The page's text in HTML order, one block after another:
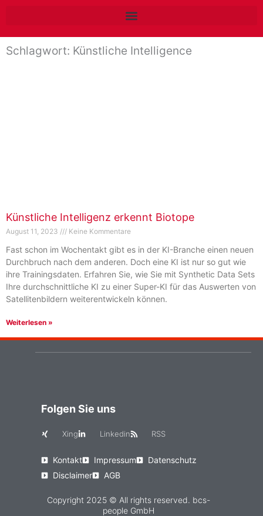
springen
Schlagwort: Künstliche Intelligence
Künstliche Intelligenz erkennt Biotope
August 11, 2023 Keine Kommentare
Fast schon im Wochentakt gibt es in der KI-Branche einen neuen
Durchbruch nach dem anderen. Doch eine KI ist nur so gut wie
ihre Trainingsdaten. Erfahren Sie, wie Sie mit Synthetic Data Sets
Ihre durchschnittliche KI zu einer Super-KI für das Auswerten von
Satellitenbildern weiterentwickeln können.
Weiterlesen »
Folgen Sie uns
Xing Linkedin RSS
Kontakt Impressum
Datenschutz
Disclaimer
AGB
Copyright 2025 © All rights reserved. bcs-
people GmbH